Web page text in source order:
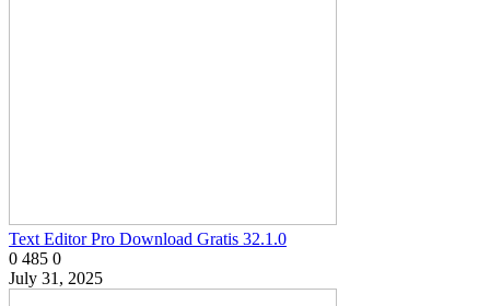
Text Editor Pro Download Gratis 32.1.0
0 485 0
July 31, 2025